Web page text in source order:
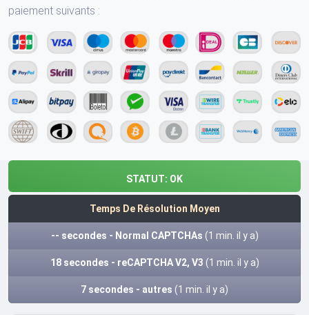
paiement suivants :
STATUT: OK
Temps De Résolution Moyen
-- secondes - Normal CAPTCHAs (1 min. il y a)
18 secondes - reCAPTCHA V2, V3 (1 min. il y a)
7 secondes - autres (1 min. il y a)